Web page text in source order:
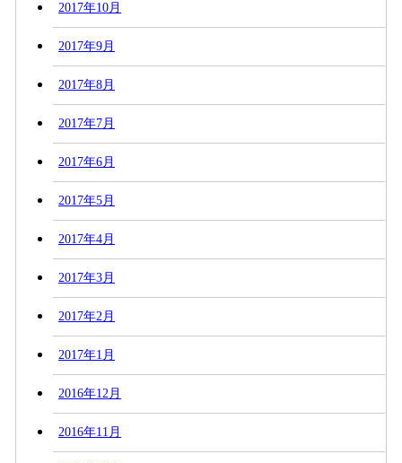
2017年10月
2017年9月
2017年8月
2017年7月
2017年6月
2017年5月
2017年4月
2017年3月
2017年2月
2017年1月
2016年12月
2016年11月